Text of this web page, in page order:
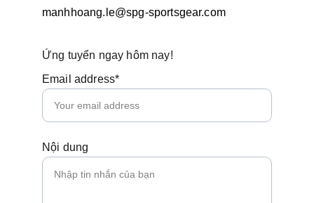
manhhoang.le@spg-sportsgear.com
Ứng tuyển ngay hôm nay!
Email address*
Nội dung